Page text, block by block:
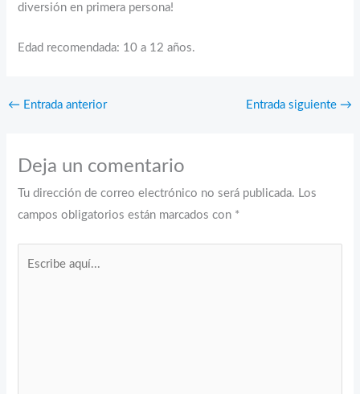
diversión en primera persona!
Edad recomendada: 10 a 12 años.
← Entrada anterior Entrada siguiente →
Deja un comentario
Tu dirección de correo electrónico no será publicada. Los
campos obligatorios están marcados con *